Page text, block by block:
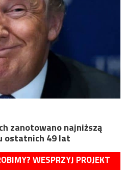
zanotowano najniższą
ostatnich 49 lat
WESPRZYJ PROJEKT